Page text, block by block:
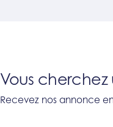
Vous
Recevez nos annonce